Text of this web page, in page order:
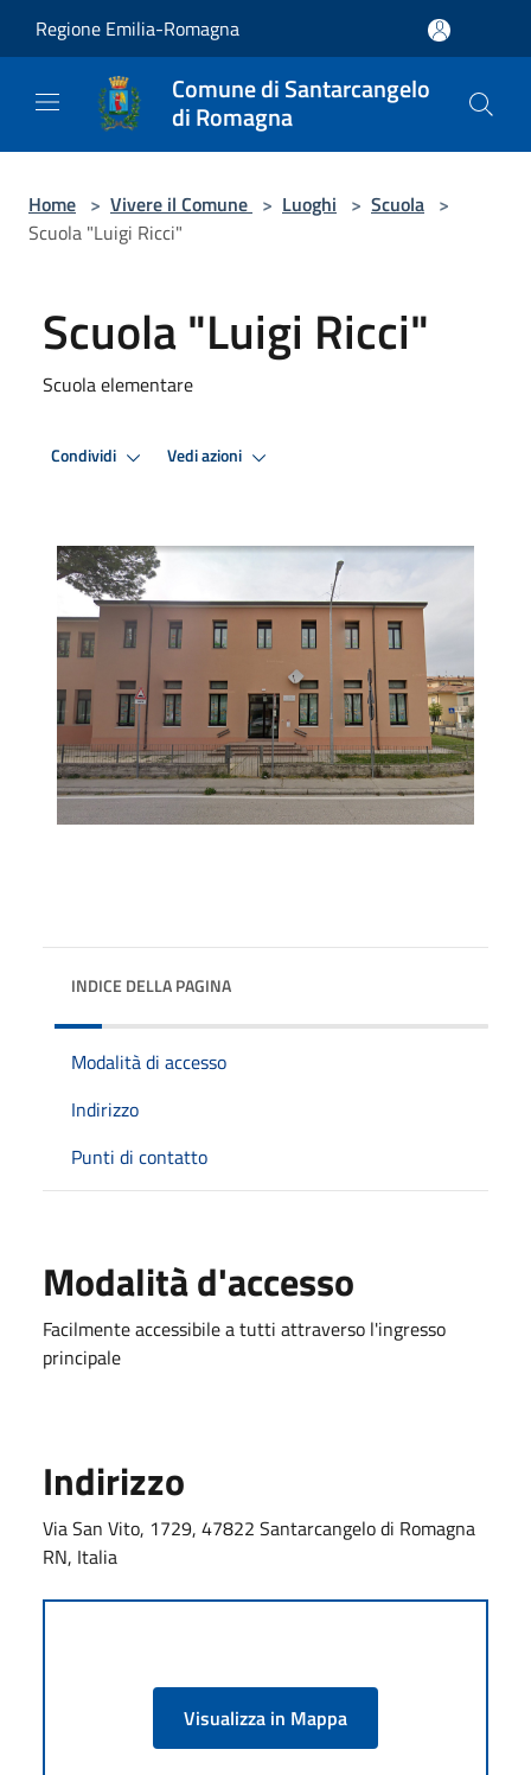
Regione Emilia-Romagna
Comune di Santarcangelo
di Romagna
Home > Vivere il Comune > Luoghi > Scuola >
Scuola "Luigi Ricci"
Scuola "Luigi Ricci"
Scuola elementare
Condividi Vedi azioni
INDICE DELLA PAGINA
Modalità di accesso
Indirizzo
Punti di contatto
Modalità d'accesso
Facilmente accessibile a tutti attraverso l'ingresso
principale
Indirizzo
Via San Vito, 1729, 47822 Santarcangelo di Romagna
RN, Italia
Visualizza in Mappa